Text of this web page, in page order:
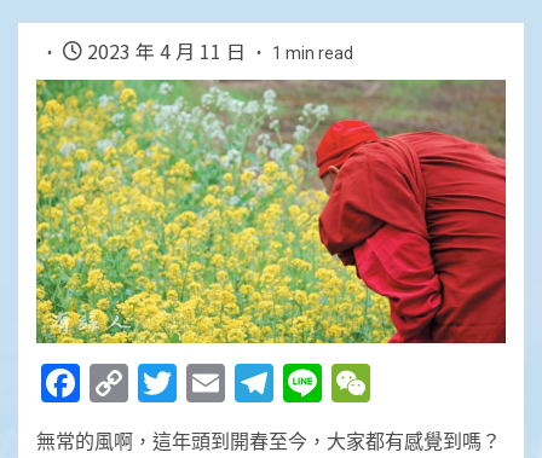
2023 年 4 月 11 日 1 min read
Facebook
Copy
Link
Twitter
EmailTelegram
Line
無常的風啊，這年頭到開春至今，大家都有感覺到嗎？